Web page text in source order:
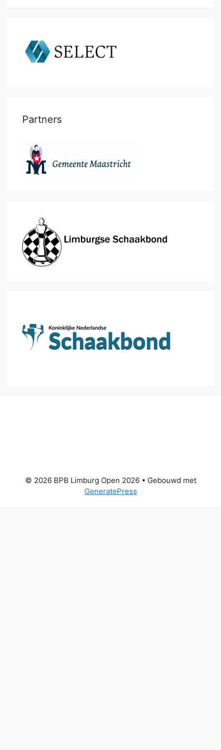
Partners
© 2026 BPB Limburg Open 2026• Gebouwd met
GeneratePress